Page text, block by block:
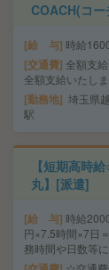
COACH(コ
給 与 時給
交通費 全額支
全額支給いたし
勤務地 埼玉県
駅
【短期高時
丸】[派遣]
給 与 時給
円×7.5時間×7日
務時間や日数等